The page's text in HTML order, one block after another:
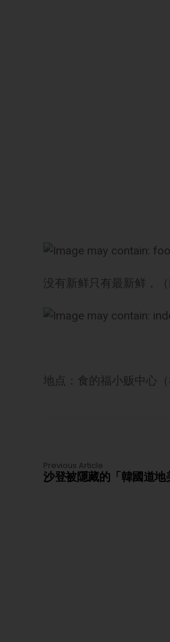
没有新鲜只有最新鲜，
地点：食的福小贩中心
Previous Article
沙登被隱藏的「韓國道地